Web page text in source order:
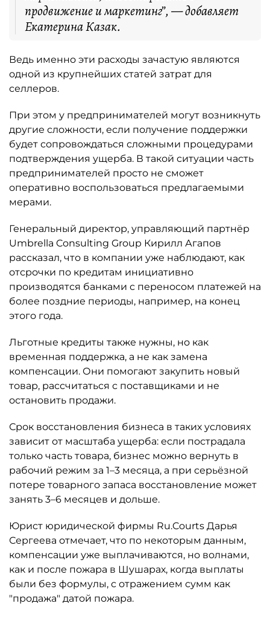
продвижение и маркетинг”, — добавляет
Екатерина Казак.
Ведь именно эти расходы зачастую являются
одной из крупнейших статей затрат для
селлеров.
При этом у предпринимателей могут возникнуть
другие сложности, если получение поддержки
будет сопровождаться сложными процедурами
подтверждения ущерба. В такой ситуации часть
предпринимателей просто не сможет
оперативно воспользоваться предлагаемыми
мерами.
Генеральный директор, управляющий партнёр
Umbrella Consulting Group Кирилл Агапов
рассказал, что в компании уже наблюдают, как
отсрочки по кредитам инициативно
производятся банками с переносом платежей на
более поздние периоды, например, на конец
этого года.
Льготные кредиты также нужны, но как
временная поддержка, а не как замена
компенсации. Они помогают закупить новый
товар, рассчитаться с поставщиками и не
остановить продажи.
Срок восстановления бизнеса в таких условиях
зависит от масштаба ущерба: если пострадала
только часть товара, бизнес можно вернуть в
рабочий режим за 1–3 месяца, а при серьёзной
потере товарного запаса восстановление может
занять 3–6 месяцев и дольше.
Юрист юридической фирмы Ru.Courts Дарья
Сергеева отмечает, что по некоторым данным,
компенсации уже выплачиваются, но волнами,
как и после пожара в Шушарах, когда выплаты
были без формулы, с отражением сумм как
"продажа" датой пожара.